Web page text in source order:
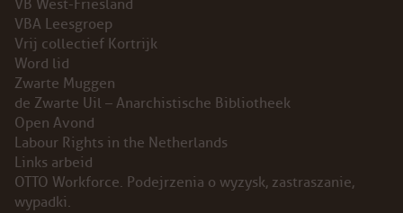
VB West-Friesland
VBA Leesgroep
Vrij collectief Kortrijk
Word lid
Zwarte Muggen
de Zwarte Uil – Anarchistische Bibliotheek
Open Avond
Labour Rights in the Netherlands
Links arbeid
OTTO Workforce. Podejrzenia o wyzysk, zastraszanie,
wypadki.